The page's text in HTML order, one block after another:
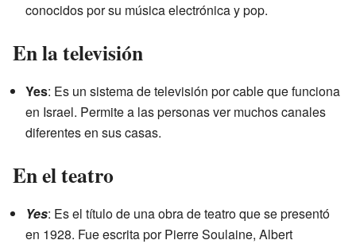
conocidos por su música electrónica y pop.
En la televisión
Yes: Es un sistema de televisión por cable que funciona
en Israel. Permite a las personas ver muchos canales
diferentes en sus casas.
En el teatro
Yes: Es el título de una obra de teatro que se presentó
en 1928. Fue escrita por Pierre Soulaine, Albert